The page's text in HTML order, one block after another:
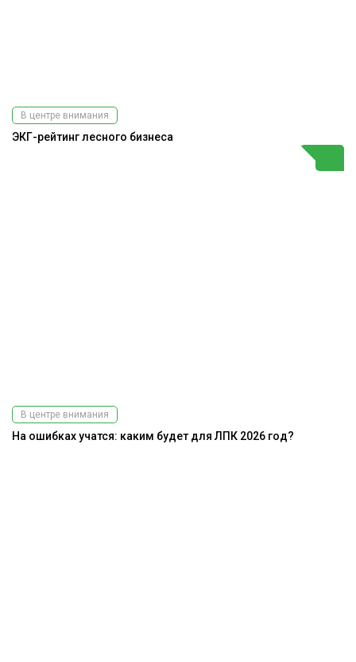
В центре внимания
ЭКГ-рейтинг лесного бизнеса
В центре внимания
На ошибках учатся: каким будет для ЛПК 2026 год?